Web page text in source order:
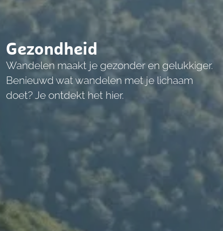
Gezondheid
Wandelen maakt je gezonder en gelukkiger.
Benieuwd wat wandelen met je lichaam
doet? Je ontdekt het hier.